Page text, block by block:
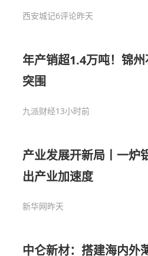
西安城记6评论昨天
年产销超1.4万吨！锦
突围
九派财经13小时前
产业发展开新局丨一炉
出产业加速度
新华网昨天
中仑新材：搭建海内外